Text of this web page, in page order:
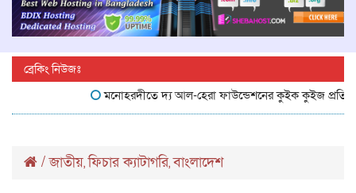
ব্রেকিং নিউজঃ
মনোহরদীতে দ্য আল-হেরা ফাউন্ডেশনের কুইক কুইজ
/জাতীয়,ফিচার ক্যাটাগরি,বাংলাদেশ